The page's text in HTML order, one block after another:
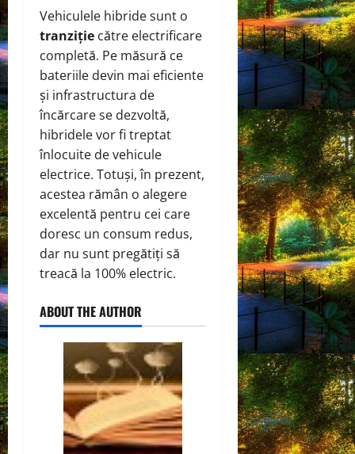
Vehiculele hibride sunt o
tranziție către electrificare
completă. Pe măsură ce
bateriile devin mai eficiente
și infrastructura de
încărcare se dezvoltă,
hibridele vor fi treptat
înlocuite de vehicule
electrice. Totuși, în prezent,
acestea rămân o alegere
excelentă pentru cei care
doresc un consum redus,
dar nu sunt pregătiți să
treacă la 100% electric.
ABOUT THE AUTHOR